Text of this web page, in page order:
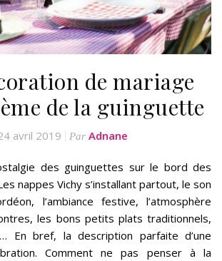
de mariage
de la guinguette
avril 2019 Par Adnane
des guinguettes sur le bord des
nappes Vichy s’installant partout, le son
l’ambiance festive, l’atmosphère
les bons petits plats traditionnels,
En bref, la description parfaite d’une
Comment ne pas penser à la